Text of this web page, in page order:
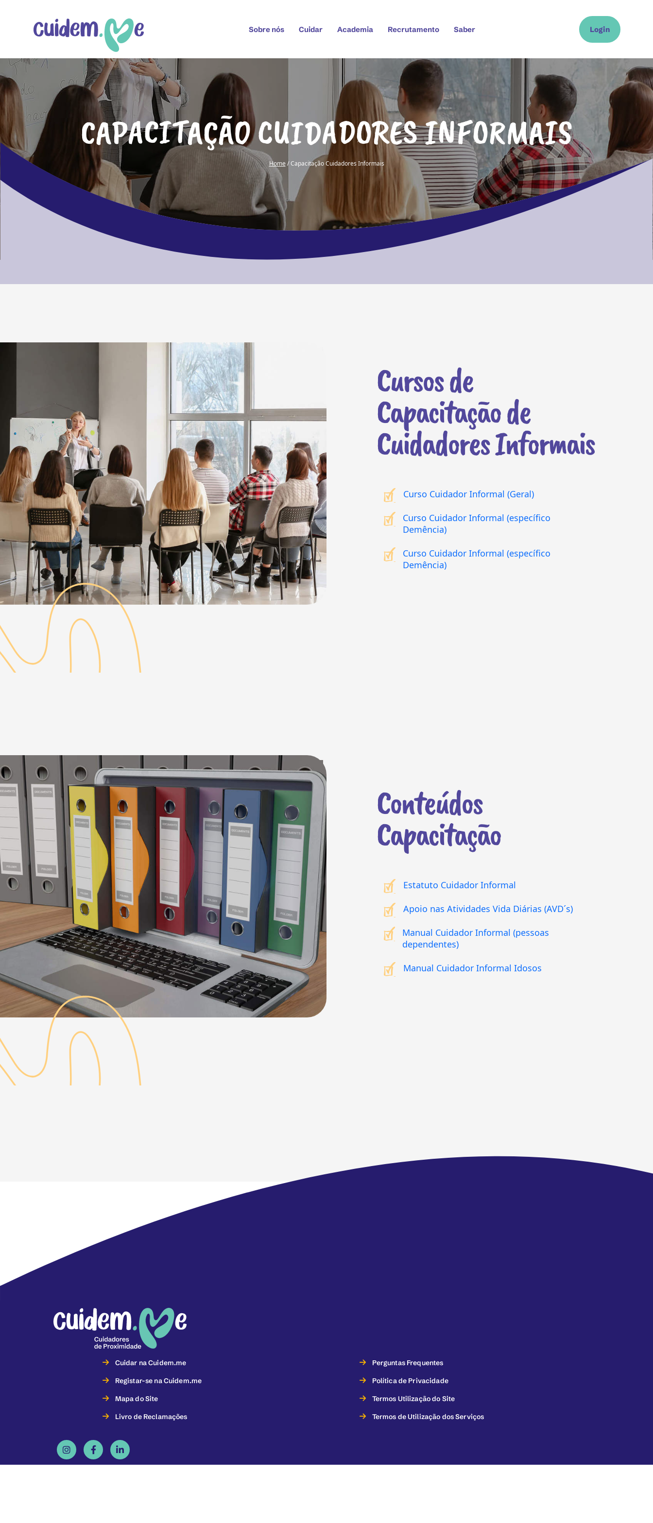
Sobre nós Cuidar Academia Recrutamento Saber Login
CAPACITAÇÃO CUIDADORES INFORMAIS
Home / Capacitação Cuidadores Informais
Cursos de
Capacitação de
Cuidadores Informais
Curso Cuidador Informal (Geral)
Curso Cuidador Informal (específico
Demência)
Curso Cuidador Informal (específico
Demência)
Conteúdos
Capacitação
Estatuto Cuidador Informal
Apoio nas Atividades Vida Diárias (AVD´s)
Manual Cuidador Informal (pessoas
dependentes)
Manual Cuidador Informal Idosos
Cuidar na Cuidem.me
Registar-se na Cuidem.me
Mapa do Site
Livro de Reclamações
Perguntas Frequentes
Política de Privacidade
Termos Utilização do Site
Termos de Utilização dos Serviços